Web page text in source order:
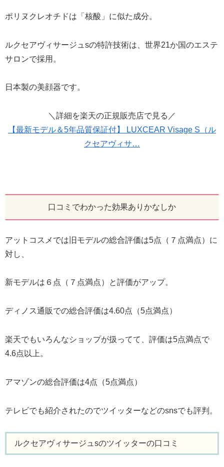
ポリヌクレオチドは「核酸」に似た成分。
ルクセアヴィサージュsの特許技術は、世界21か国のエステ
サロンで採用。
日本製の美顔器です。
＼詳細を楽天の正規販売店で見る／
【最新モデル＆5年品質保証付】 LUXCEAR Visage S（ル
クセアヴィサ…
口コミでわかった効果ありかなしか
アットコスメでは旧モデルの総合評価は5点（７点満点）に
対し、
新モデルは６点（７点満点）と評価がアップ。
ディノス通販での総合評価は4.60点（5点満点）
楽天でもいろんなショップが扱ってて、評価は5点満点で
4.6点以上。
アマゾンの総合評価は4点（5点満点）
テレビでも紹介されたのでツイッターなどのsnsでも評判。
ルクセアヴィサージュsのツイッターの口コミ